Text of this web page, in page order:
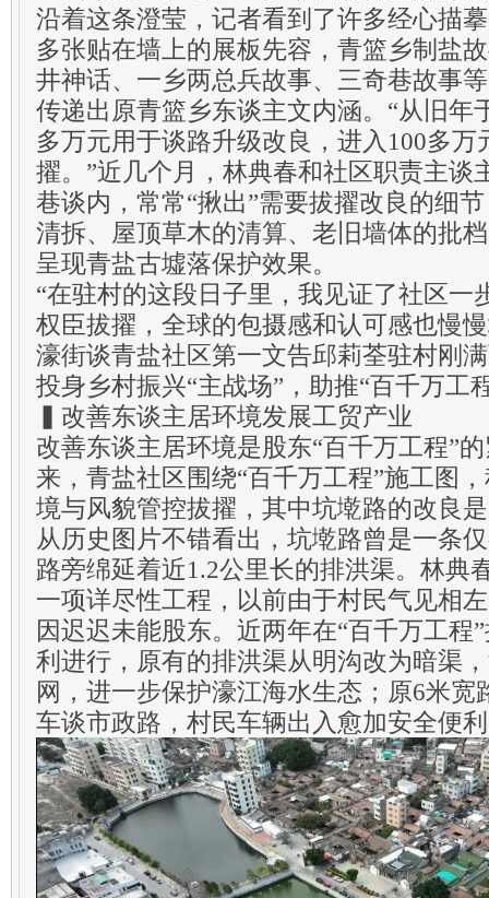
沿着这条澄莹，记者看到了许多经心描
多张贴在墙上的展板先容，青篮乡制盐
井神话、一乡两总兵故事、三奇巷故事
传递出原青篮乡东谈主文内涵。“从旧年
多万元用于谈路升级改良，进入100多
擢。”近几个月，林典春和社区职责主谈
巷谈内，常常“揪出”需要拔擢改良的细
清拆、屋顶草木的清算、老旧墙体的批
呈现青盐古墟落保护效果。
“在驻村的这段日子里，我见证了社区一
权臣拔擢，全球的包摄感和认可感也慢
濠街谈青盐社区第一文告邱莉荃驻村刚
投身乡村振兴“主战场”，助推“百千万工
▍改善东谈主居环境发展工贸产业
改善东谈主居环境是股东“百千万工程”
来，青盐社区围绕“百千万工程”施工图
境与风貌管控拔擢，其中坑墘路的改良
从历史图片不错看出，坑墘路曾是一条
路旁绵延着近1.2公里长的排洪渠。林典
一项详尽性工程，以前由于村民气见相
因迟迟未能股东。近两年在“百千万工程
利进行，原有的排洪渠从明沟改为暗渠
网，进一步保护濠江海水生态；原6米宽
车谈市政路，村民车辆出入愈加安全便